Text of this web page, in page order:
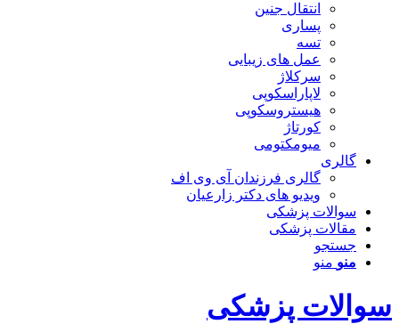
انتقال جنین
پساری
تسه
عمل های زیبایی
سرکلاژ
لاپاراسکوپی
هیستروسکوپی
کورتاژ
میومکتومی
گالری
گالری فرزندان آی وی اف
ویدیو های دکتر زارعیان
سوالات پزشکی
مقالات پزشکی
جستجو
منو منو
سوالات پزشکی